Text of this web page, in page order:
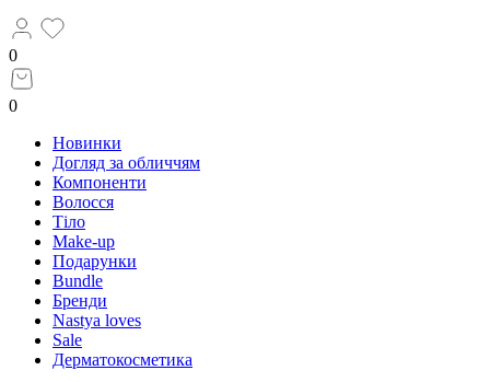
0
0
Новинки
Догляд за обличчям
Компоненти
Волосся
Тіло
Make-up
Подарунки
Bundle
Бренди
Nastya loves
Sale
Дерматокосметика